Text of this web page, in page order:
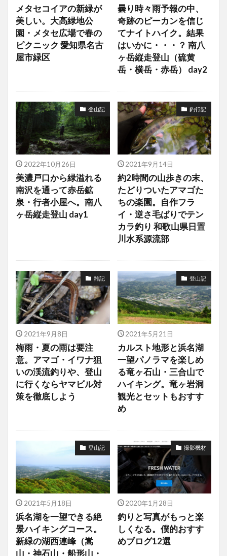
メタセコイアの新緑が
美しい。大高緑地公
園・メタセ広場で春の
ピクニック 愛知県名古
屋市緑区
曇り時々雨予報の中、
奇跡のピーカンを信じ
てナイトハイク。結果
はいかに・・・？ 南八
ヶ岳縦走登山（硫黄
岳・横岳・赤岳） day2
登山記
2022年10月26日
美濃戸口から緑溢れる
南沢を通って赤岳鉱
泉・行者小屋へ。南八
ヶ岳縦走登山 day1
釣行記
2021年9月14日
約2時間の山歩きの末、
たどりついたアマゴた
ちの楽園。自作フラ
イ・逆さ毛ばりでテン
カラ釣り 和歌山県日置
川水系源流部
雑記
2021年9月8日
梅雨・夏の雨は要注
意。アマゴ・イワナ狙
いの渓流釣りや、登山
に行くならヤマビル対
策を徹底しよう
登山記
2021年5月21日
カルスト地形と浜名湖
一望パノラマを楽しめ
る竜ヶ石山・三合山で
ハイキング。竜ヶ岩洞
観光とセットもおすす
め
登山記
2021年5月18日
浜名湖を一望できる絶
景ハイキングコース。
新緑の湖西連峰（嵩
山・神石山・船形山・
撮影機材
2020年1月28日
釣りと写真がもっと楽
しくなる。僕的おすす
めブログ12選